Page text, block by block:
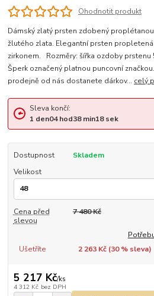
Ohodnotit produkt
Dámský zlatý prsten zdobený
žlutého zlata. Elegantní prsten
zirkonem. Rozměry: šířka ozdoby prstenu
Šperk označený platnou puncovní
prodejně od nás dostanete dárkov... celý
Sleva končí:
1 den04hod38min17sek
Dostupnost
Skladem
Velikost
Cena před
slevou
7 480 Kč
Ušetříte
2 263 Kč (30% sleva)
5 217 Kč/ks
4 312 Kč bez DPH